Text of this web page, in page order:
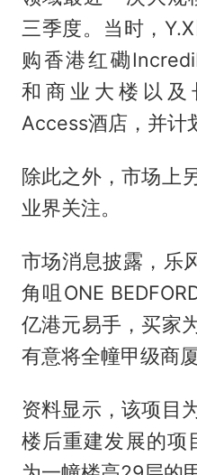
三季度。当时，
购香港红磡
和商业大楼以及
Access酒店，并计
除此之外，市场上
业界关注。
市场消息披露，乐
角咀ONE
亿港元易手，买家
有意将全幢甲级商
资料显示，该项目
楼后重建发展的项